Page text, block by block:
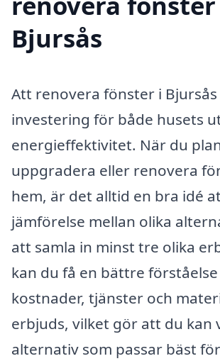
Bjursås
Att renovera fönster i
investering för både husets
energieffektivitet. När du
uppgradera eller renovera
hem, är det alltid en bra idé
jämförelse mellan olika
att samla in minst tre olika
kan du få en bättre
kostnader, tjänster och
erbjuds, vilket gör att du kan
alternativ som passar bäst